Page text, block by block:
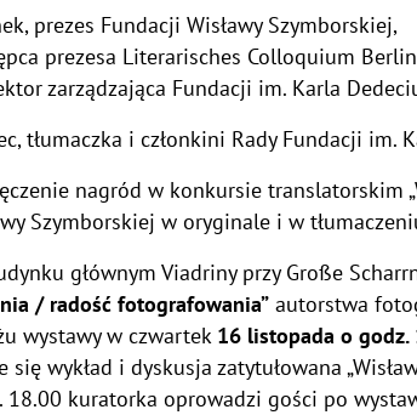
prezes Fundacji Wisławy Szymborskiej,
prezesa Literarisches Colloquium
zarządzająca Fundacji im. Karla
tłumaczka i członkini Rady Fundacji im.
nagród w konkursie translatorskim
Szymborskiej w oryginale i w
głównym Viadriny przy Große
/ radość fotografowania” autorstwa
wystawy w czwartek 16 listopada o godz.
się wykład i dyskusja zatytułowana
18.00 kuratorka oprowadzi gości po